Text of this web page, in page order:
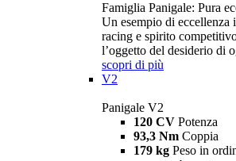
Famiglia Panigale: Pura
Un esempio di
racing e spirito
l’oggetto del desiderio di
scopri di più
V2
Panigale V2
120 CV Potenza
93,3 Nm Coppia
179 kg Peso in